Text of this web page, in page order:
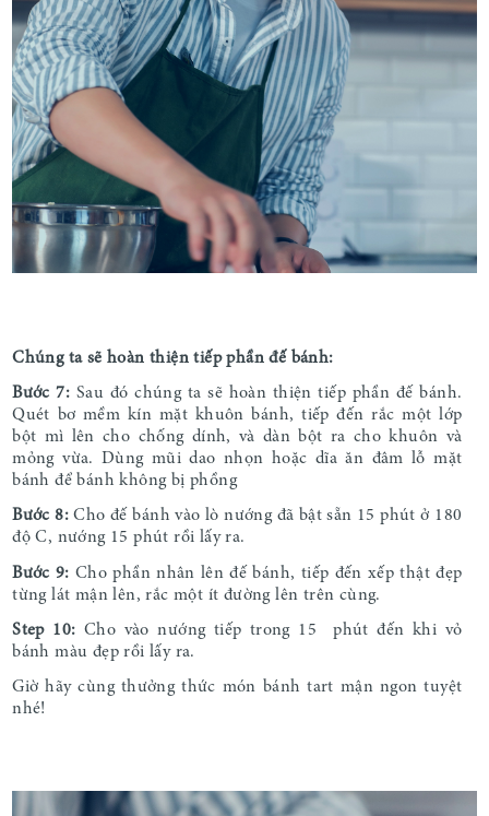
Chúng ta sẽ hoàn thiện tiếp phần đế bánh:
Bước 7: Sau đó chúng ta sẽ hoàn thiện tiếp phần đế bánh.
Quét bơ mềm kín mặt khuôn bánh, tiếp đến rắc một lớp
bột mì lên cho chống dính, và dàn bột ra cho khuôn và
mỏng vừa. Dùng mũi dao nhọn hoặc dĩa ăn đâm lỗ mặt
bánh để bánh không bị phồng
Bước 8:Cho đế bánh vào lò nướng đã bật sẵn 15 phút ở 180
độ C, nướng 15 phút rồi lấy ra.
Bước 9: Cho phần nhân lên đế bánh, tiếp đến xếp thật đẹp
từng lát mận lên, rắc một ít đường lên trên cùng.
Step 10: Cho vào nướng tiếp trong 15 phút đến khi vỏ
bánh màu đẹp rồi lấy ra.
Giờ hãy cùng thưởng thức món bánh tart mận ngon tuyệt
nhé!